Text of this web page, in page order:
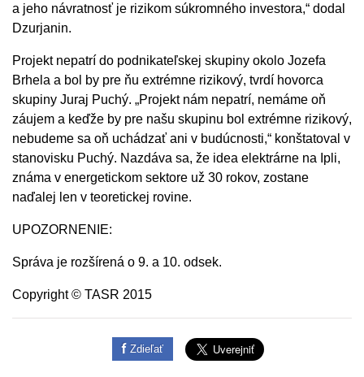
a jeho návratnosť je rizikom súkromného investora,“ dodal
Dzurjanin.
Projekt nepatrí do podnikateľskej skupiny okolo Jozefa
Brhela a bol by pre ňu extrémne rizikový, tvrdí hovorca
skupiny Juraj Puchý. „Projekt nám nepatrí, nemáme oň
záujem a keďže by pre našu skupinu bol extrémne rizikový,
nebudeme sa oň uchádzať ani v budúcnosti,“ konštatoval v
stanovisku Puchý. Nazdáva sa, že idea elektrárne na Ipli,
známa v energetickom sektore už 30 rokov, zostane
naďalej len v teoretickej rovine.
UPOZORNENIE:
Správa je rozšírená o 9. a 10. odsek.
Copyright © TASR 2015
Zdieľať